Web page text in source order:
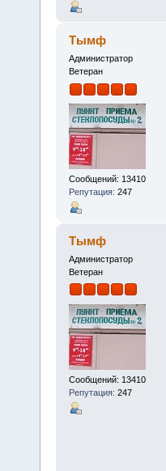
Тымф
Администратор
Ветеран
Сообщений: 13410
Репутация: 247
Тымф
Администратор
Ветеран
Сообщений: 13410
Репутация: 247